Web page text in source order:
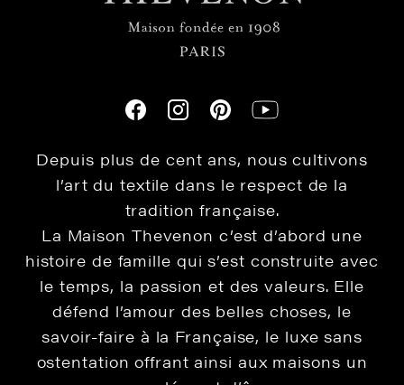
Depuis plus de cent ans, nous cultivons
l’art du textile dans le respect de la
tradition française.
La Maison Thevenon c’est d’abord une
histoire de famille qui s’est construite avec
le temps, la passion et des valeurs. Elle
défend l’amour des belles choses, le
savoir-faire à la Française, le luxe sans
ostentation offrant ainsi aux maisons un